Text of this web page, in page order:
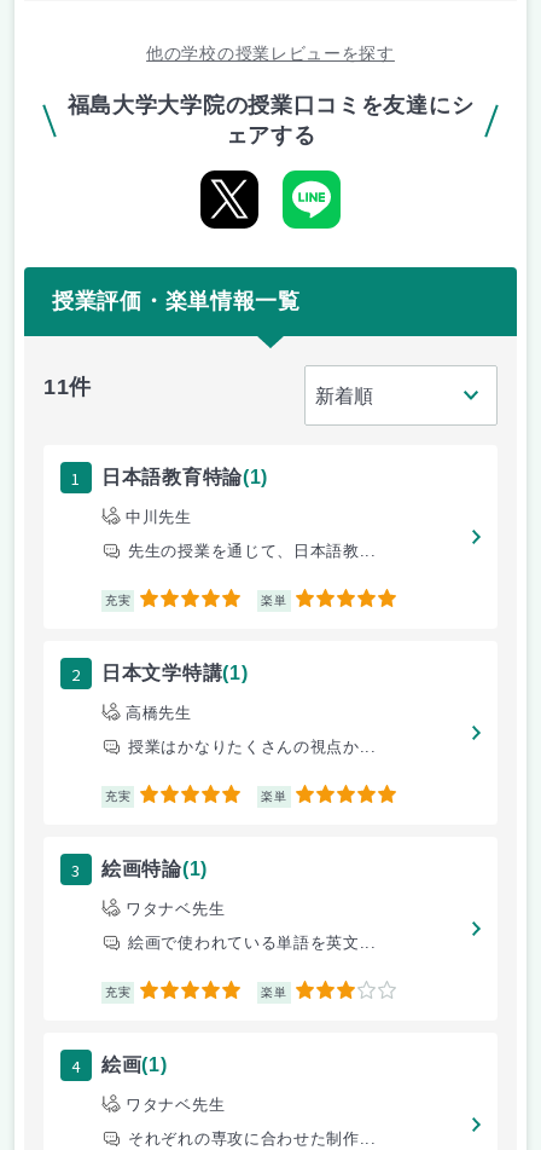
他の学校の授業レビューを探す
福島大学大学院の授業口コミを友達にシ
ェアする
授業評価・楽単情報一覧
11件
1 日本語教育特論(1)
中川先生
先生の授業を通じて、日本語教...
充実 5 楽単 5
2 日本文学特講(1)
高橋先生
授業はかなりたくさんの視点か...
充実 5 楽単 5
3 絵画特論(1)
ワタナベ先生
絵画で使われている単語を英文...
充実 5 楽単 3
4 絵画(1)
ワタナベ先生
それぞれの専攻に合わせた制作...